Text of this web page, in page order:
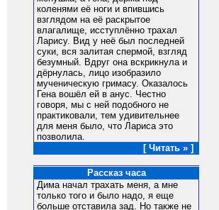
коленями её ноги и впившись
взглядом на её раскрытое
влагалище, исступлённо трахал
Ларису. Вид у неё был последней
суки, вся залитая спермой, взгляд
безумный. Вдруг она вскрикнула и
дёрнулась, лицо изобразило
мученическую гримасу. Оказалось
Гена вошёл ей в анус. Честно
говоря, мы с ней подобного не
практиковали, тем удивительнее
для меня было, что Лариса это
позволила.
[ Читать » ]
Рассказ часа
Дима начал трахать меня, а мне
только того и было надо, я еще
больше отставила зад. Но также не